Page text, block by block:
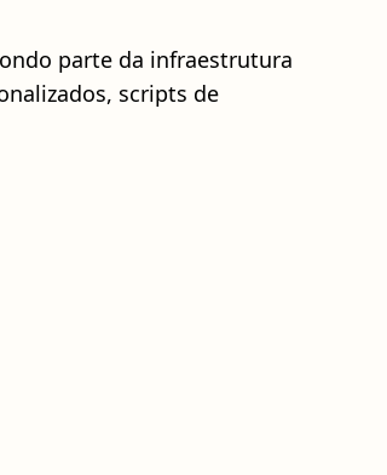
parte da infraestrutura
scripts de